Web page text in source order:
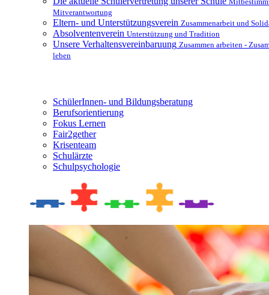
Mitverantwortung
Eltern- und Unterstützungsverein Zusammenarbeit und
Absolventenverein Unterstützung und Tradition
Unsere Verhaltensvereinbaruung Zusammen arbeiten -
leben
SchülerInnen- und Bildungsberatung
Berufsorientierung
Fokus Lernen
Fair2gether
Krisenteam
Schulärzte
Schulpsychologie